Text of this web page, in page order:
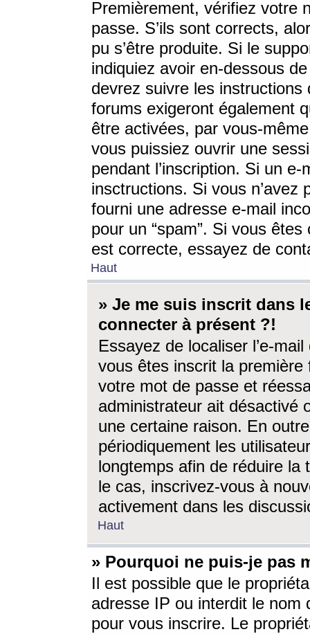
Premièrement, vérifiez votre
passe. S’ils sont corrects,
pu s’être produite. Si le
indiquiez avoir en-dessous
devrez suivre les
forums exigeront également
être activées, par vous-
vous puissiez ouvrir une
pendant l’inscription. Si un
insctructions. Si vous n’avez
fourni une adresse e-mail
pour un “spam”. Si vous
est correcte, essayez de
Haut
» Je me suis inscrit dans
connecter à présent ?!
Essayez de localiser l’e-
vous êtes inscrit la première
votre mot de passe et
administrateur ait désactivé
une certaine raison. En
périodiquement les
longtemps afin de réduire la
le cas, inscrivez-vous à
activement dans les
Haut
» Pourquoi ne puis-je pas
Il est possible que le
adresse IP ou interdit le nom
pour vous inscrire. Le